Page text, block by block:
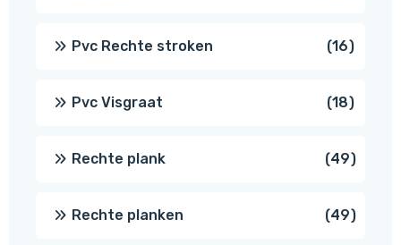
Pvc Rechte stroken 1616
Pvc Visgraat 1818
Rechte plank 4949
Rechte planken 4949